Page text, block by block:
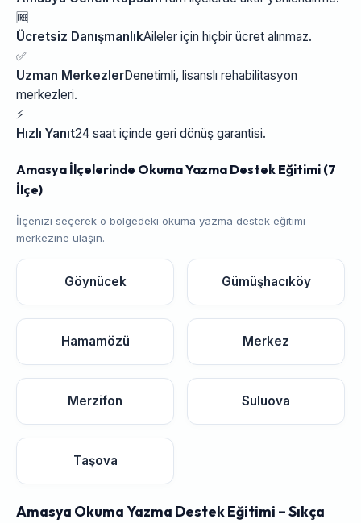
🆓
Ücretsiz DanışmanlıkAileler için hiçbir ücret alınmaz.
✅
Uzman MerkezlerDenetimli, lisanslı rehabilitasyon
merkezleri.
⚡
Hızlı Yanıt24 saat içinde geri dönüş garantisi.
Amasya İlçelerinde Okuma Yazma Destek Eğitimi (7
İlçe)
İlçenizi seçerek o bölgedeki okuma yazma destek eğitimi
merkezine ulaşın.
Göynücek Gümüşhacıköy
Hamamözü Merkez
Merzifon Suluova
Taşova
Amasya Okuma Yazma Destek Eğitimi – Sıkça